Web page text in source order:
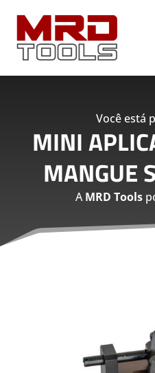
Você está
MINI
MANGUE
AMRD Tools